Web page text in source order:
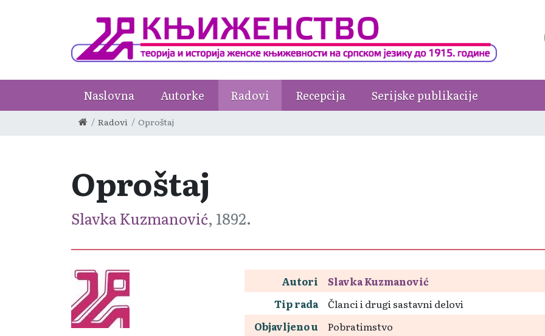
Naslovna Autorke Radovi Recepcija Serijske publikacije
Radovi Oproštaj
Oproštaj
Slavka Kuzmanović, 1892.
Autori
Slavka Kuzmanović
Tip rada
Članci i drugi sastavni delovi
Objavljeno u
Pobratimstvo